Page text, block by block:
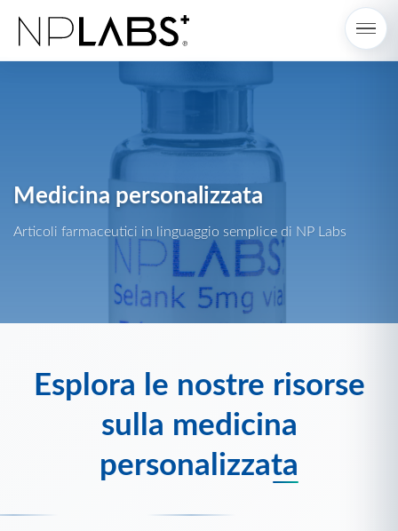
Medicina personalizzata
Articoli farmaceutici in linguaggio semplice di NP Labs
Esplora le nostre risorse
sulla medicina
personalizzata